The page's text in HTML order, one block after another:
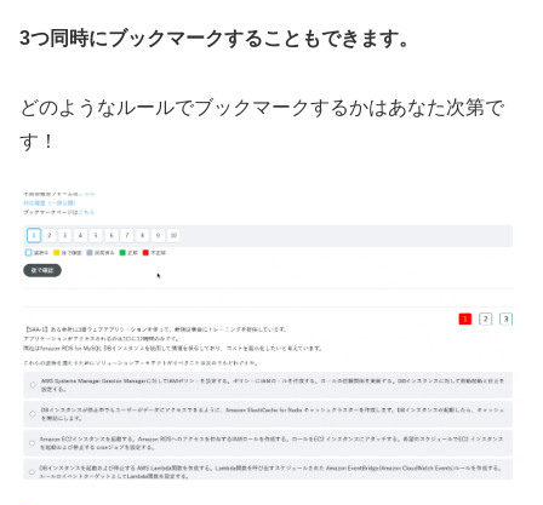
3つ同時にブックマークすることもできます。
どのようなルールでブックマークするかはあなた次第で
す！